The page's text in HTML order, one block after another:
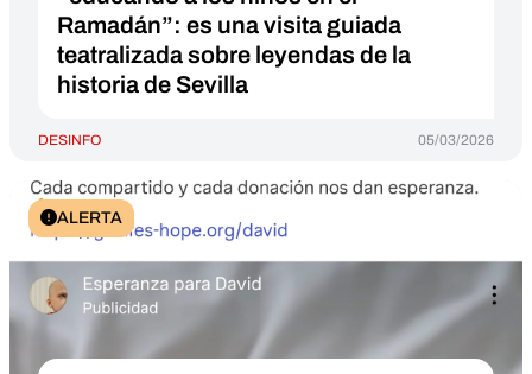
Ramadán”: es una visita guiada
teatralizada sobre leyendas de la
historia de Sevilla
DESINFO 05/03/2026
ALERTA